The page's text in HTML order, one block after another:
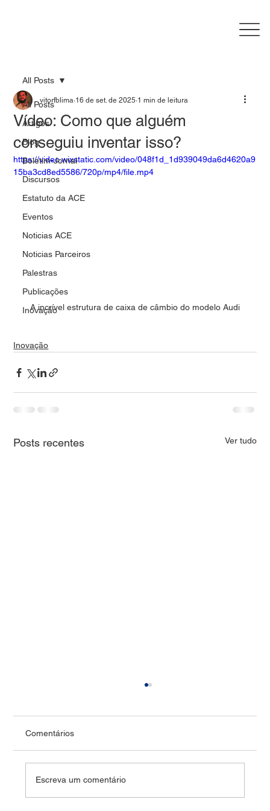
All Posts
Artigos
Blog
Boletim-Jornal
Discursos
Estatuto da ACE
Eventos
Noticias ACE
Noticias Parceiros
Palestras
Publicações
Inovação
All Posts
Vídeo: Como que alguém
conseguiu inventar isso?
vitorfblima 16 de set. de 2025 1 min de leitura
https://video.wixstatic.com/video/048f1d_1d939049da6d4620a9
15ba3cd8ed5586/720p/mp4/file.mp4
A incrível estrutura de caixa de câmbio do modelo Audi
Inovação
Posts recentes Ver tudo
Comentários
Escreva um comentário